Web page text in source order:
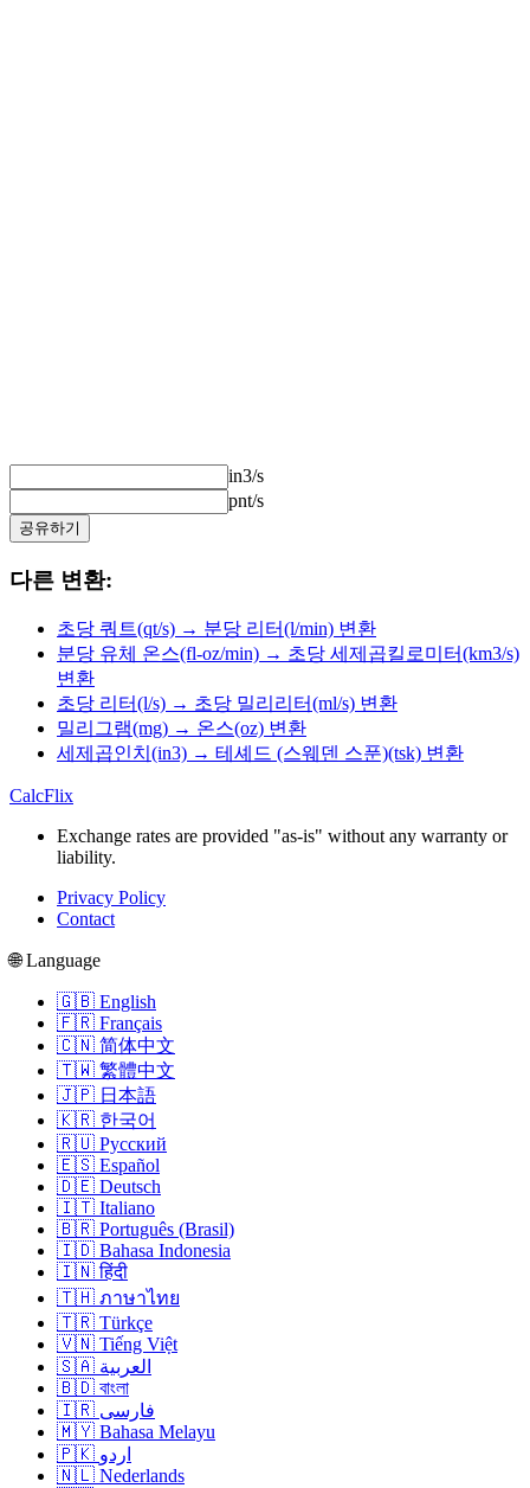
in3/s
pnt/s
공유하기
다른 변환:
초당 쿼트(qt/s) → 분당 리터(l/min) 변환
분당 유체 온스(fl-oz/min) → 초당 세제곱킬로미터(km3/s)
변환
초당 리터(l/s) → 초당 밀리리터(ml/s) 변환
밀리그램(mg) → 온스(oz) 변환
세제곱인치(in3) → 테셰드 (스웨덴 스푼)(tsk) 변환
CalcFlix
Exchange rates are provided "as-is" without any warranty or
liability.
Privacy Policy
Contact
🌐 Language
🇬🇧 English
🇫🇷 Français
🇨🇳 简体中文
🇹🇼 繁體中文
🇯🇵 日本語
🇰🇷 한국어
🇷🇺 Русский
🇪🇸 Español
🇩🇪 Deutsch
🇮🇹 Italiano
🇧🇷 Português (Brasil)
🇮🇩 Bahasa Indonesia
🇮🇳 हिंदी
🇹🇭 ภาษาไทย
🇹🇷 Türkçe
🇻🇳 Tiếng Việt
🇸🇦 العربية
🇧🇩 বাংলা
🇮🇷 فارسی
🇲🇾 Bahasa Melayu
🇵🇰 اردو
🇳🇱 Nederlands